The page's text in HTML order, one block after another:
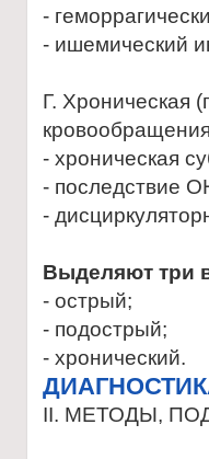
-
- ишемический
Г. Хроническая
- хроническая
- последствие
-
Выделяют три
- острый;
- подострый;
- хронический.
II. МЕТОДЫ,